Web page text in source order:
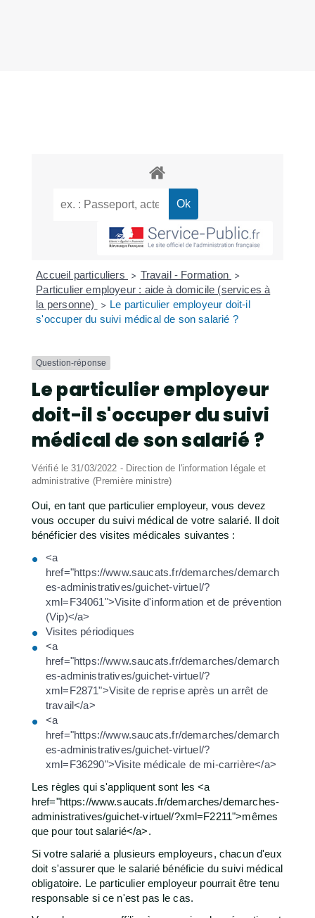
Accueil particuliers > Travail - Formation >
Particulier employeur : aide à domicile (services à
la personne)
> Le particulier employeur doit-il
s'occuper du suivi médical de son salarié ?
Question-réponse
Le particulier employeur
doit-il s'occuper du suivi
médical de son salarié ?
Vérifié le 31/03/2022 - Direction de l'information légale et
administrative (Première ministre)
Oui, en tant que particulier employeur, vous devez
vous occuper du suivi médical de votre salarié. Il doit
bénéficier des visites médicales suivantes :
<a
href="https://www.saucats.fr/demarches/demarch
es-administratives/guichet-virtuel/?
xml=F34061">Visite d'information et de prévention
(Vip)</a>
Visites périodiques
<a
href="https://www.saucats.fr/demarches/demarch
es-administratives/guichet-virtuel/?
xml=F2871">Visite de reprise après un arrêt de
travail</a>
<a
href="https://www.saucats.fr/demarches/demarch
es-administratives/guichet-virtuel/?
xml=F36290">Visite médicale de mi-carrière</a>
Les règles qui s'appliquent sont les <a
href="https://www.saucats.fr/demarches/demarches-
administratives/guichet-virtuel/?xml=F2211">mêmes
que pour tout salarié</a>.
Si votre salarié a plusieurs employeurs, chacun d'eux
doit s'assurer que le salarié bénéficie du suivi médical
obligatoire. Le particulier employeur pourrait être tenu
responsable si ce n'est pas le cas.